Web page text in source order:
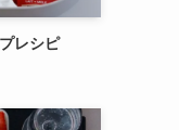
レシピ